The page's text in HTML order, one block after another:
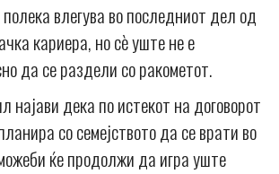
влегува во последниот дел од
кариера, но сè уште не е
да се раздели со ракометот.
најави дека по истекот на договорот
со семејството да се врати во
ќе продолжи да игра уште